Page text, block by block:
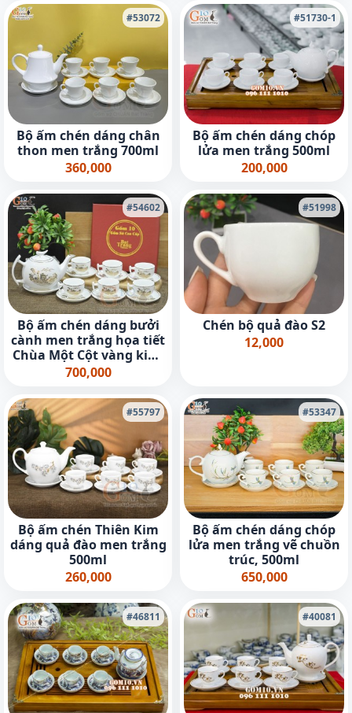
#53072
Bộ ấm chén dáng chân
thon men trắng 700ml
360,000
#51730-1
Bộ ấm chén dáng chóp
lửa men trắng 500ml
200,000
#54602
Bộ ấm chén dáng bưởi
cành men trắng họa tiết
Chùa Một Cột vàng kim,
600ml
700,000
#51998
Chén bộ quả đào S2
12,000
#55797
Bộ ấm chén Thiên Kim
dáng quả đào men trắng
500ml
260,000
#53347
Bộ ấm chén dáng chóp
lửa men trắng vẽ chuồn
trúc, 500ml
650,000
#46811 #40081